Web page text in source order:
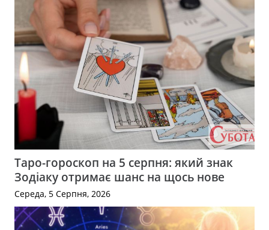
Таро-гороскоп на 5 серпня: який знак
Зодіаку отримає шанс на щось нове
Середа, 5 Серпня, 2026